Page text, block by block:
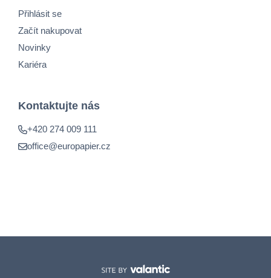
Přihlásit se
Začít nakupovat
Novinky
Kariéra
Kontaktujte nás
+420 274 009 111
office@europapier.cz